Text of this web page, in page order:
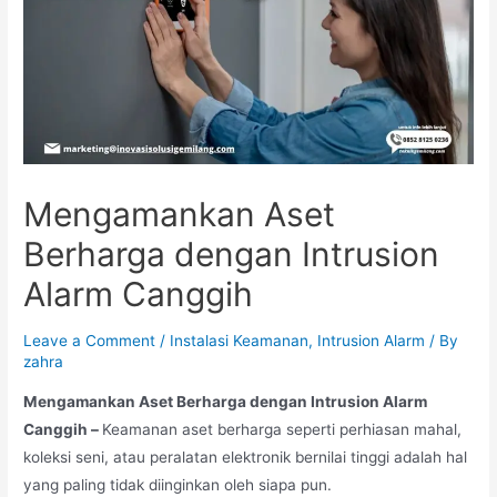
Mengamankan Aset
Berharga dengan Intrusion
Alarm Canggih
Leave a Comment / Instalasi Keamanan, Intrusion Alarm / By
zahra
Mengamankan Aset Berharga dengan Intrusion Alarm
Canggih – Keamanan aset berharga seperti perhiasan mahal,
koleksi seni, atau peralatan elektronik bernilai tinggi adalah hal
yang paling tidak diinginkan oleh siapa pun.